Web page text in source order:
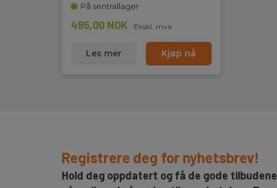
På sentrallager
495,00 NOK Ekskl. mva
Les mer Kjøp nå
Registrere deg for nyhetsbrev!
Hold deg oppdatert og få de gode tilbudene